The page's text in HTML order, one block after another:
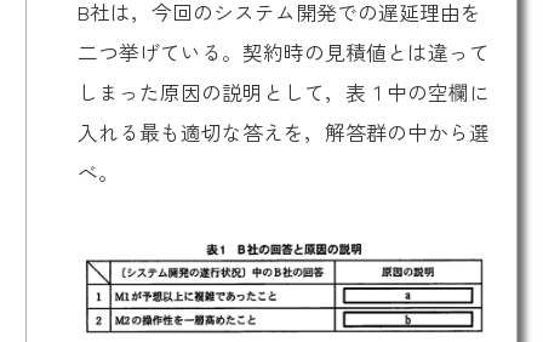
B社は，今回のシステム開発での遅延理由を
二つ挙げている。契約時の見積値とは違って
しまった原因の説明として，表１中の空欄に
入れる最も適切な答えを，解答群の中から選
べ。